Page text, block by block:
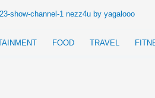
FOOD TRAVEL